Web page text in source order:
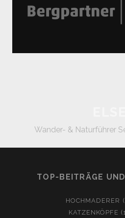
Wander- & Naturführer
TOP-BEITRÄGE
HOCHMADERER
KATZENKÖPFE